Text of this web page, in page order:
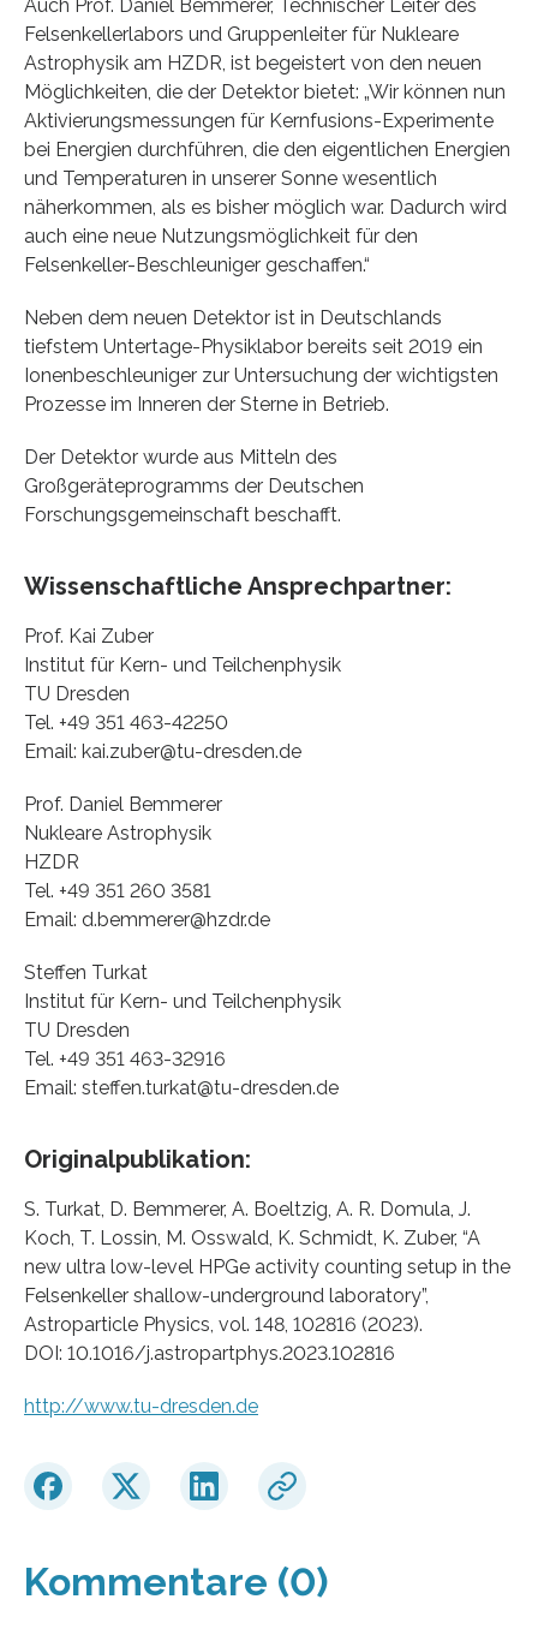
Auch Prof. Daniel Bemmerer, Technischer Leiter des
Felsenkellerlabors und Gruppenleiter für Nukleare
Astrophysik am HZDR, ist begeistert von den neuen
Möglichkeiten, die der Detektor bietet: „Wir können nun
Aktivierungsmessungen für Kernfusions-Experimente
bei Energien durchführen, die den eigentlichen Energien
und Temperaturen in unserer Sonne wesentlich
näherkommen, als es bisher möglich war. Dadurch wird
auch eine neue Nutzungsmöglichkeit für den
Felsenkeller-Beschleuniger geschaffen.“
Neben dem neuen Detektor ist in Deutschlands
tiefstem Untertage-Physiklabor bereits seit 2019 ein
Ionenbeschleuniger zur Untersuchung der wichtigsten
Prozesse im Inneren der Sterne in Betrieb.
Der Detektor wurde aus Mitteln des
Großgeräteprogramms der Deutschen
Forschungsgemeinschaft beschafft.
Wissenschaftliche Ansprechpartner:
Prof. Kai Zuber
Institut für Kern- und Teilchenphysik
TU Dresden
Tel. +49 351 463-42250
Email: kai.zuber@tu-dresden.de
Prof. Daniel Bemmerer
Nukleare Astrophysik
HZDR
Tel. +49 351 260 3581
Email: d.bemmerer@hzdr.de
Steffen Turkat
Institut für Kern- und Teilchenphysik
TU Dresden
Tel. +49 351 463-32916
Email: steffen.turkat@tu-dresden.de
Originalpublikation:
S. Turkat, D. Bemmerer, A. Boeltzig, A. R. Domula, J.
Koch, T. Lossin, M. Osswald, K. Schmidt, K. Zuber, “A
new ultra low-level HPGe activity counting setup in the
Felsenkeller shallow-underground laboratory”,
Astroparticle Physics, vol. 148, 102816 (2023).
DOI: 10.1016/j.astropartphys.2023.102816
http://www.tu-dresden.de
Kommentare (0)